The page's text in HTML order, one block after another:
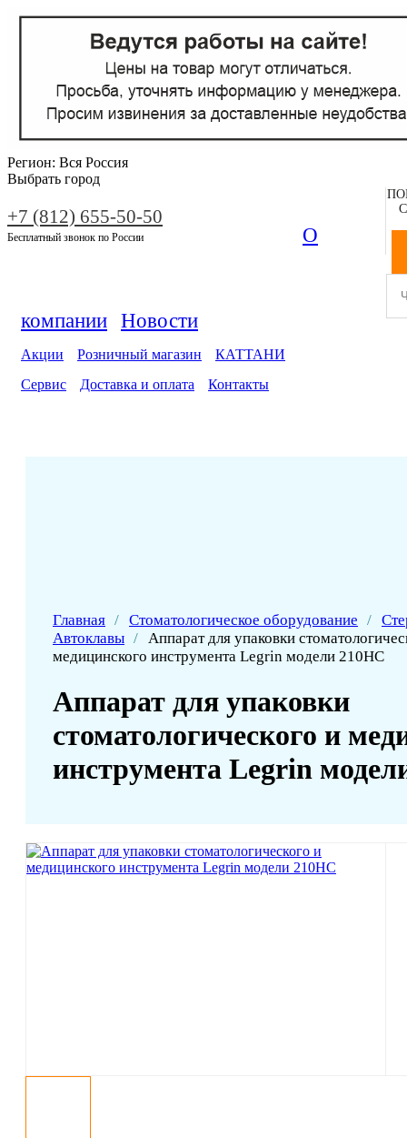
Регион: Вся Россия
Выбрать город
+7 (812) 655-50-50
Бесплатный звонок по России О
компании Новости
Акции Розничный магазин
КАТТАНИ
Сервис
Доставка и оплата Контакты
Главная / Стоматологическое оборудование /
Автоклавы / Аппарат для упаковки
медицинского инструмента Legrin модели 210HC
Аппарат для упаковки
стоматологического и
инструмента Legrin